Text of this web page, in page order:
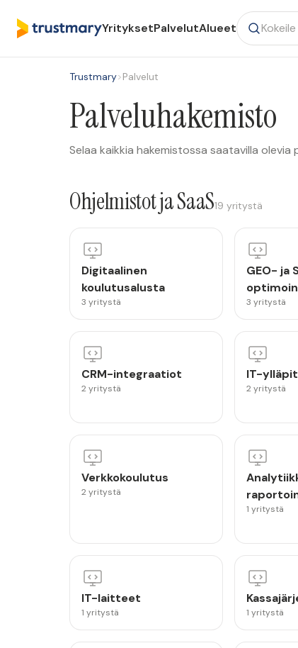
YrityksetPalvelutAlueet
Trustmary>Palvelut
Palveluhakemisto
Selaa kaikkia hakemistossa saatavilla
Ohjelmistot ja SaaS19 yritystä
Digitaalinen
koulutusalusta
3 yritystä
GEO- ja
3 yritystä
CRM-integraatiot
2 yritystä
IT-
2 yritystä
Verkkokoulutus
2 yritystä
1 yritystä
IT-laitteet
1 yritystä 1 yritystä